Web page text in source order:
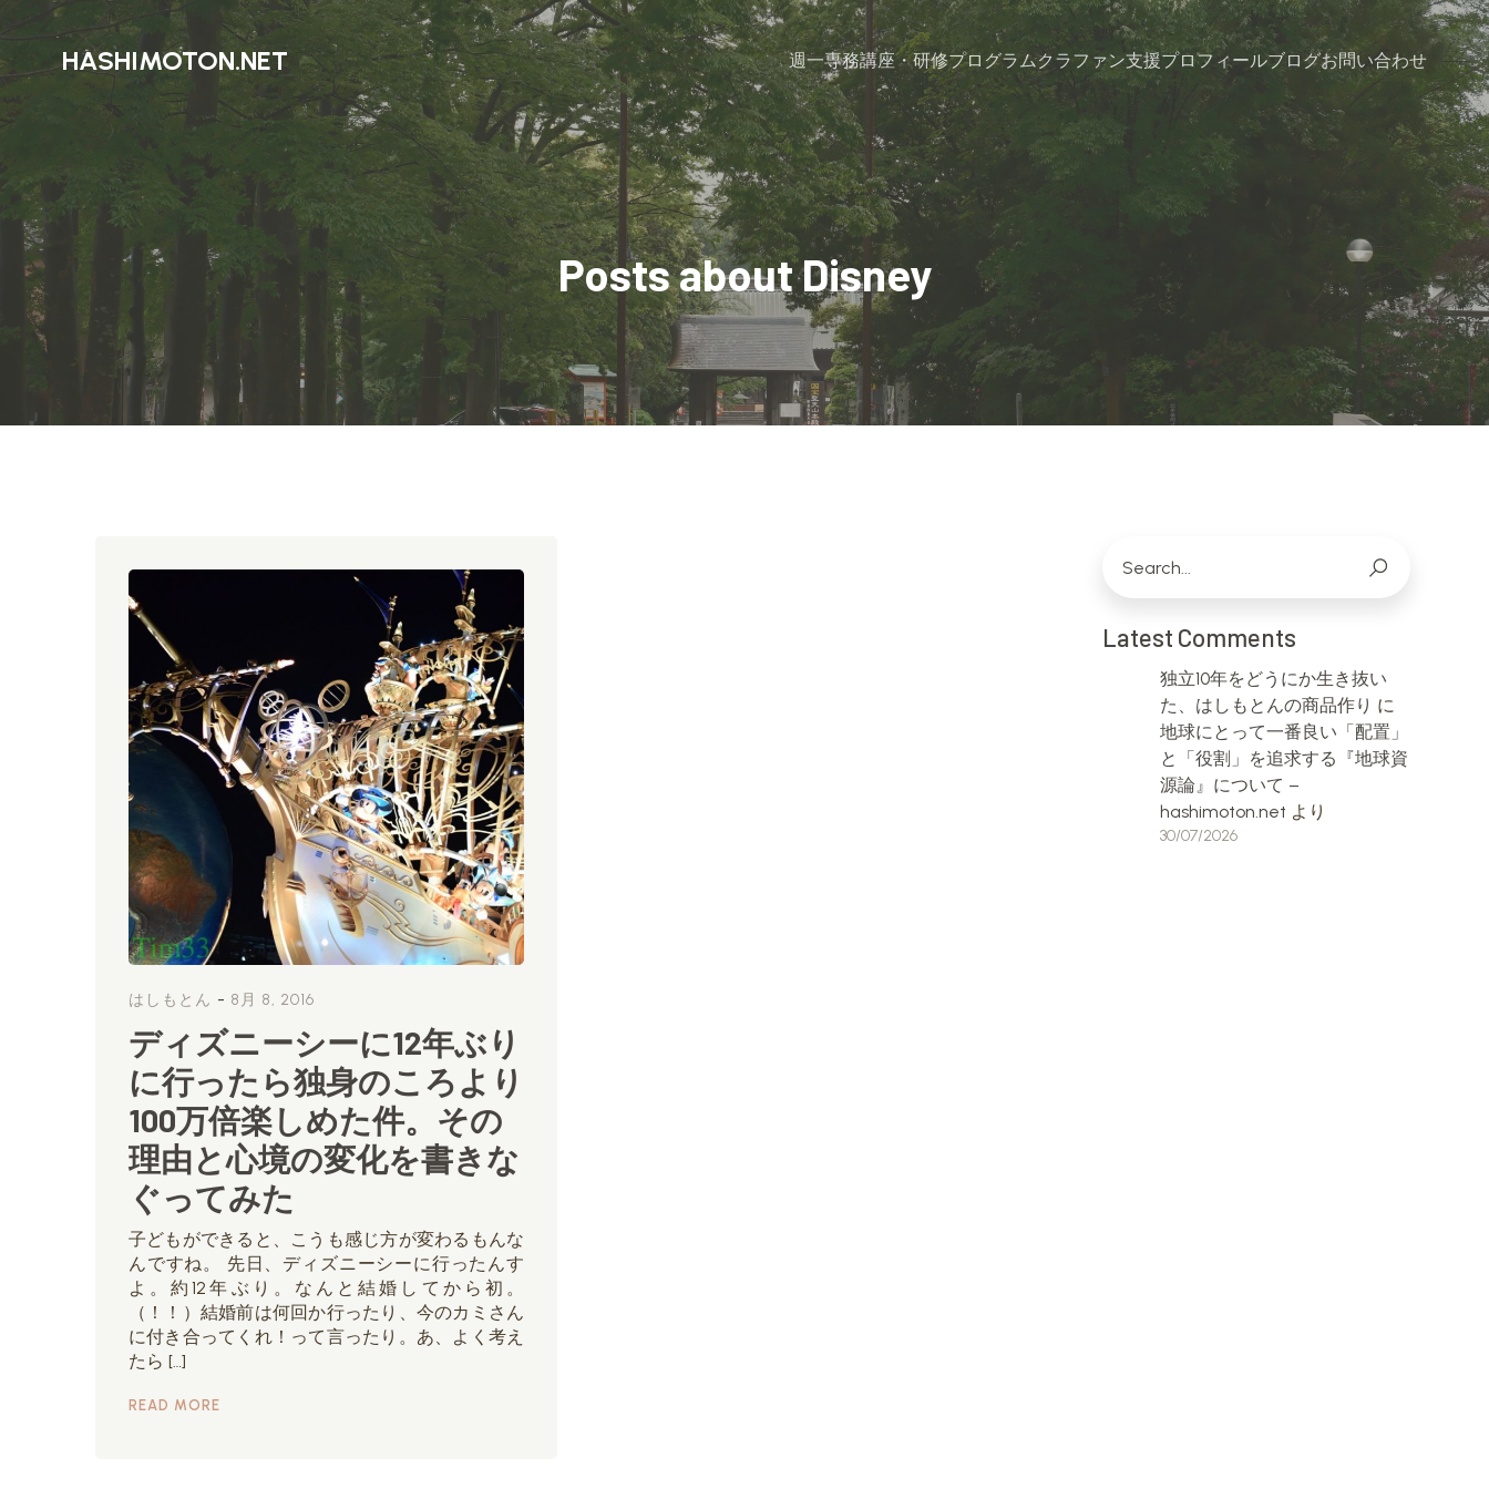
HASHIMOTON.NET 週一専務講座・研修プログラムクラファン支援プロフィールブログお問い合わせ
Posts about Disney
はしもとん - 8月 8, 2016
ディズニーシーに12年ぶり
に行ったら独身のころより
100万倍楽しめた件。その
理由と心境の変化を書きな
ぐってみた
子どもができると、こうも感じ方が変わるもんな
んですね。 先日、ディズニーシーに行ったんす
よ。約12年ぶり。なんと結婚してから初。
（！！）結婚前は何回か行ったり、今のカミさん
に付き合ってくれ！って言ったり。あ、よく考え
たら […]
READ MORE
Latest Comments
独立10年をどうにか生き抜い
た、はしもとんの商品作り に
地球にとって一番良い「配置」
と「役割」を追求する『地球資
源論』について –
hashimoton.net より
30/07/2026